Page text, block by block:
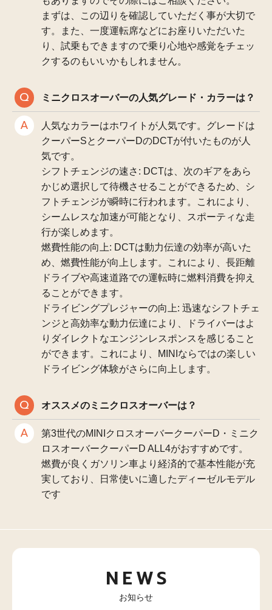
まずは、この辺りを確認していただく事が大切で
す。また、一度運転席などにお座りいただいた
り、試乗もできますので乗り心地や感覚をチェッ
クするのもいいかもしれません。
ミニクロスオーバーの人気グレード・カラーは？
人気なカラーはホワイトが人気です。グレードは
クーパーSとクーパーDのDCTが付いたものが人
気です。
シフトチェンジの速さ: DCTは、次のギアをあら
かじめ選択して待機させることができるため、シ
フトチェンジが瞬時に行われます。これにより、
シームレスな加速が可能となり、スポーティな走
行が楽しめます。
燃費性能の向上: DCTは動力伝達の効率が高いた
め、燃費性能が向上します。これにより、長距離
ドライブや高速道路での運転時に燃料消費を抑え
ることができます。
ドライビングプレジャーの向上: 迅速なシフトチェ
ンジと高効率な動力伝達により、ドライバーはよ
りダイレクトなエンジンレスポンスを感じること
ができます。これにより、MINIならではの楽しい
ドライビング体験がさらに向上します。
オススメのミニクロスオーバーは？
第3世代のMINIクロスオーバークーパーD・ミニク
ロスオーバークーパーD ALL4がおすすめです。
燃費が良くガソリン車より経済的で基本性能が充
実しており、日常使いに適したディーゼルモデル
です
NEWS
お知らせ